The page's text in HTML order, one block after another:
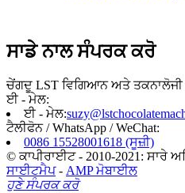
ਸਾਡੇ ਨਾਲ ਸੰਪਰਕ ਕਰੋ
ਚੇਂਗਦੂ LST ਵਿਗਿਆਨ ਅਤੇ ਤਕਨਾਲੋਜੀ
ਈ - ਮੇਲ:
ਈ - ਮੇਲ:
ਟੈਲੀਫੋਨ / WhatsApp / WeChat:
0086 15528001618 (ਸੂਜ਼ੀ)
© ਕਾਪੀਰਾਈਟ - 2010-2021: ਸਾਰੇ
ਸਾਈਟਮੈਪ- AMP ਮੋਬਾਈਲ
ਹੁਣੇ ਸੰਪਰਕ ਕਰੋ